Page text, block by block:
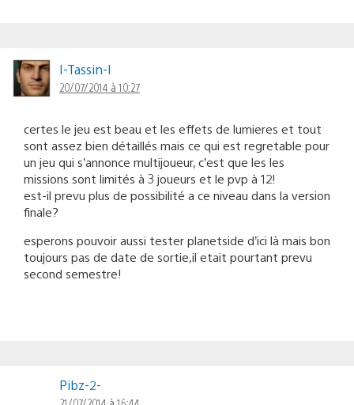
I-Tassin-I
20/07/2014 à 10:27
certes le jeu est beau et les effets de lumieres et tout
sont assez bien détaillés mais ce qui est regretable pour
un jeu qui s’annonce multijoueur, c’est que les les
missions sont limités à 3 joueurs et le pvp à 12!
est-il prevu plus de possibilité a ce niveau dans la version
finale?
esperons pouvoir aussi tester planetside d’ici là mais bon
toujours pas de date de sortie,il etait pourtant prevu
second semestre!
Pibz-2-